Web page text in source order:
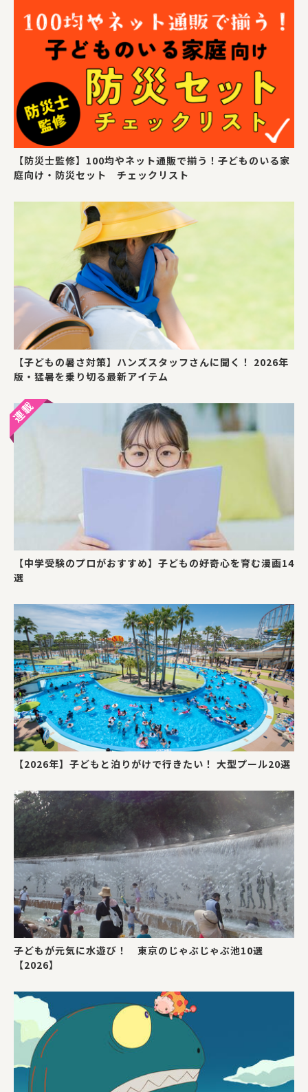
【防災士監修】100均やネット通販で揃う！子どものいる家
庭向け・防災セット チェックリスト
【子どもの暑さ対策】ハンズスタッフさんに聞く！ 2026年
版・猛暑を乗り切る最新アイテム
【中学受験のプロがおすすめ】子どもの好奇心を育む漫画14
選
【2026年】子どもと泊りがけで行きたい！ 大型プール20選
子どもが元気に水遊び！ 東京のじゃぶじゃぶ池10選
【2026】